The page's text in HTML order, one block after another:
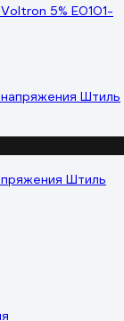
5% Е0101-
Штиль